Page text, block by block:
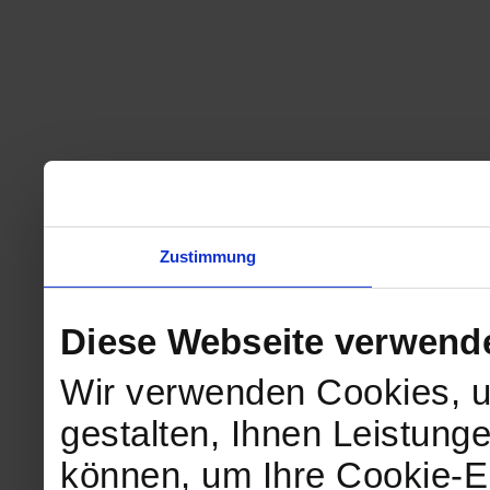
Zustimmung
Diese Webseite
Wir verwenden Cookies,
gestalten, Ihnen
können, um Ihre Cookie-